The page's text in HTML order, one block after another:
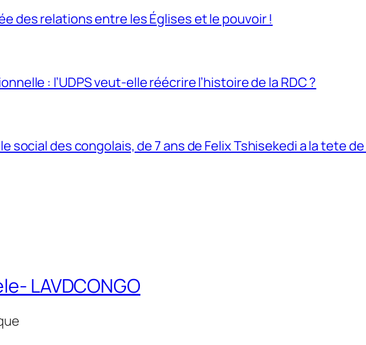
des relations entre les Églises et le pouvoir !
: l’UDPS veut-elle réécrire l’histoire de la RDC ?
social des congolais, de 7 ans de Felix Tshisekedi a la tete de
LAVDCONGO